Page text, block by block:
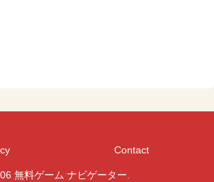
Contact
無料ゲーム ナビゲーター.